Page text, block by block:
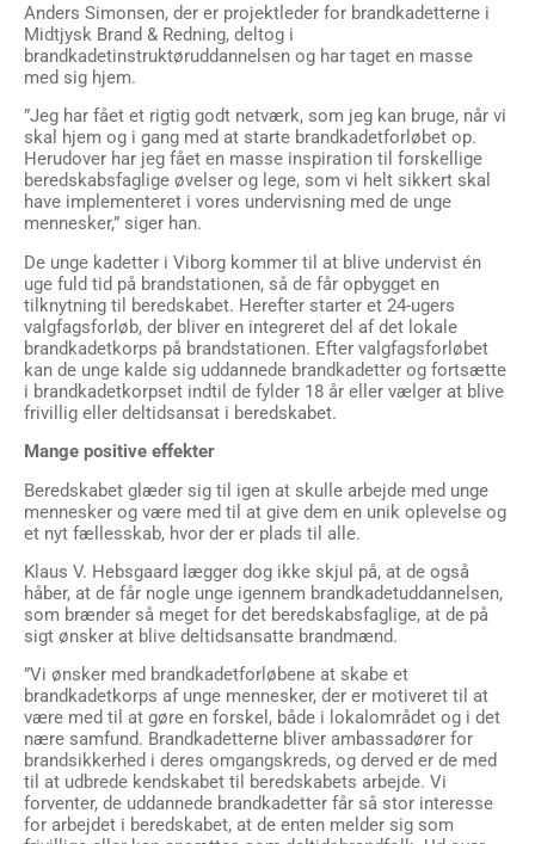
Anders Simonsen, der er projektleder for brandkadetterne i
Midtjysk Brand & Redning, deltog i
brandkadetinstruktøruddannelsen og har taget en masse
med sig hjem.
”Jeg har fået et rigtig godt netværk, som jeg kan bruge, når vi
skal hjem og i gang med at starte brandkadetforløbet op.
Herudover har jeg fået en masse inspiration til forskellige
beredskabsfaglige øvelser og lege, som vi helt sikkert skal
have implementeret i vores undervisning med de unge
mennesker,” siger han.
De unge kadetter i Viborg kommer til at blive undervist én
uge fuld tid på brandstationen, så de får opbygget en
tilknytning til beredskabet. Herefter starter et 24-ugers
valgfagsforløb, der bliver en integreret del af det lokale
brandkadetkorps på brandstationen. Efter valgfagsforløbet
kan de unge kalde sig uddannede brandkadetter og fortsætte
i brandkadetkorpset indtil de fylder 18 år eller vælger at blive
frivillig eller deltidsansat i beredskabet.
Mange positive effekter
Beredskabet glæder sig til igen at skulle arbejde med unge
mennesker og være med til at give dem en unik oplevelse og
et nyt fællesskab, hvor der er plads til alle.
Klaus V. Hebsgaard lægger dog ikke skjul på, at de også
håber, at de får nogle unge igennem brandkadetuddannelsen,
som brænder så meget for det beredskabsfaglige, at de på
sigt ønsker at blive deltidsansatte brandmænd.
”Vi ønsker med brandkadetforløbene at skabe et
brandkadetkorps af unge mennesker, der er motiveret til at
være med til at gøre en forskel, både i lokalområdet og i det
nære samfund. Brandkadetterne bliver ambassadører for
brandsikkerhed i deres omgangskreds, og derved er de med
til at udbrede kendskabet til beredskabets arbejde. Vi
forventer, de uddannede brandkadetter får så stor interesse
for arbejdet i beredskabet, at de enten melder sig som